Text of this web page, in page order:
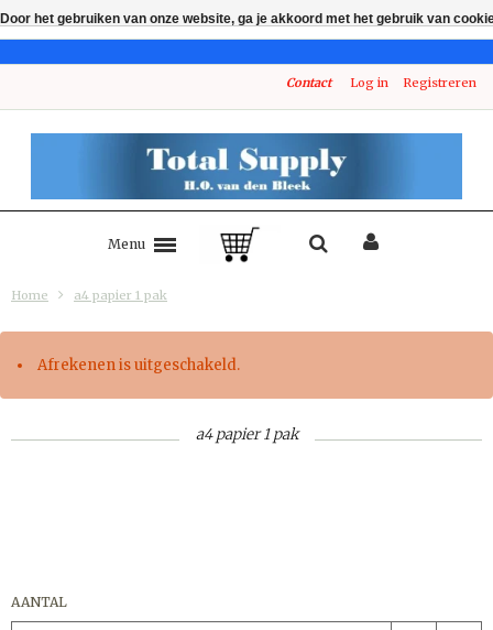
Contact Log in Registreren
Menu
Home a4 papier 1 pak
Afrekenen is uitgeschakeld.
a4 papier 1 pak
AANTAL
Door het gebruiken van onze website, ga je akkoord met het gebruik van